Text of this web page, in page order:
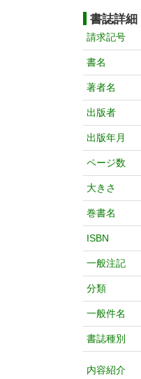
書誌詳細
請求記号
書名
著者名
出版者
出版年月
ページ数
大きさ
巻書名
ISBN
一般注記
分類
一般件名
書誌種別
内容紹介